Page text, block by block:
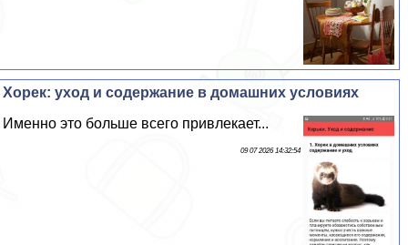
Хорек: уход и содержание в домашних условиях
Именно это больше всего привлекает...
09 07 2026 14:32:54